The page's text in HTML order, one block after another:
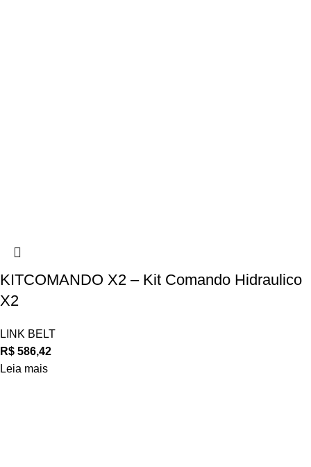
KITCOMANDO X2 – Kit Comando Hidraulico
X2
LINK BELT
R$ 586,42
Leia mais